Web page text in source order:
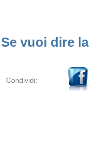
Se vuoi dire
Condividi: